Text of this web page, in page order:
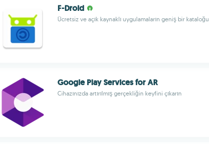
F-Droid
Ücretsiz ve açık kaynaklı uygulamaların geniş bir kataloğu
Google Play Services for AR
Cihazınızda artırılmış gerçekliğin keyfini çıkarın